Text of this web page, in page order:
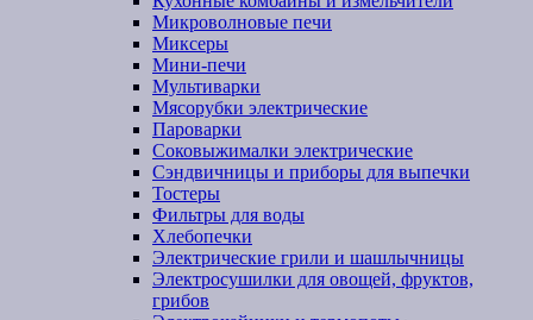
Микроволновые печи
Миксеры
Мини-печи
Мультиварки
Мясорубки электрические
Пароварки
Соковыжималки электрические
Сэндвичницы и приборы для выпечки
Тостеры
Фильтры для воды
Хлебопечки
Электрические грили и шашлычницы
Электросушилки для овощей, фруктов,
грибов